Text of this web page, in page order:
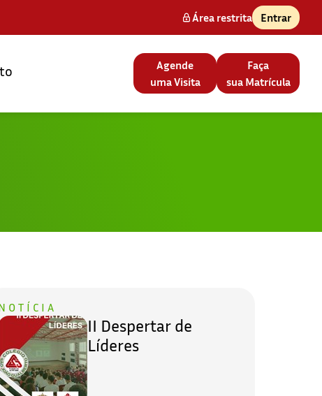
Área restrita Entrar
Agende
uma Visita
Faça
sua Matrícula
II Despertar de
Líderes